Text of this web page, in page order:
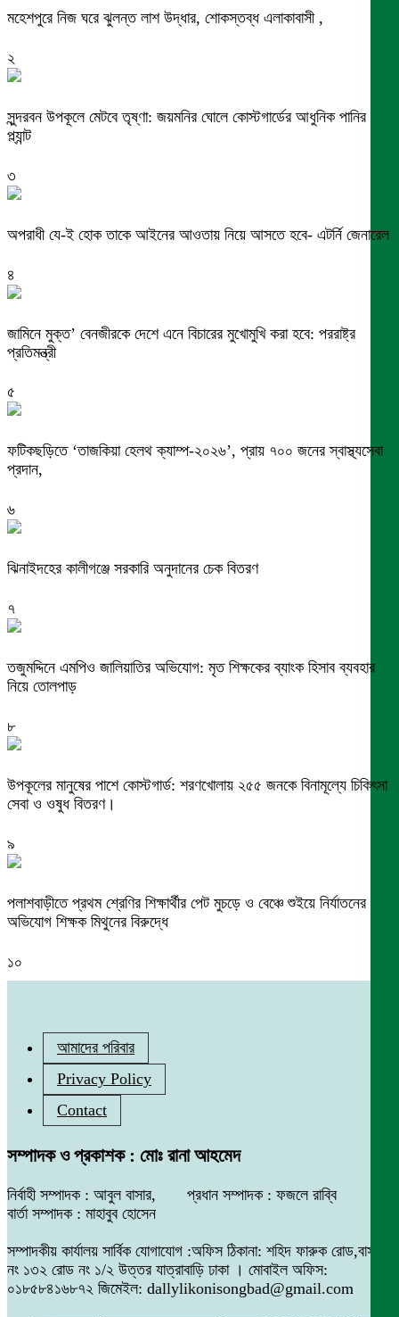
মহেশপুরে নিজ ঘরে ঝুলন্ত লাশ উদ্ধার, শোকস্তব্ধ এলাকাবাসী ,
২
সুন্দরবন উপকূলে মেটবে তৃষ্ণা: জয়মনির ঘোলে কোস্টগার্ডের আধুনিক পানির
প্ল্যান্ট
৩
অপরাধী যে-ই হোক তাকে আইনের আওতায় নিয়ে আসতে হবে- এটর্নি জেনারেল
৪
জামিনে মুক্ত’ বেনজীরকে দেশে এনে বিচারের মুখোমুখি করা হবে: পররাষ্ট্র
প্রতিমন্ত্রী
৫
ফটিকছড়িতে ‘তাজকিয়া হেলথ ক্যাম্প-২০২৬’, প্রায় ৭০০ জনের স্বাস্থ্যসেবা
প্রদান,
৬
ঝিনাইদহের কালীগঞ্জে সরকারি অনুদানের চেক বিতরণ
৭
তজুমদ্দিনে এমপিও জালিয়াতির অভিযোগ: মৃত শিক্ষকের ব্যাংক হিসাব ব্যবহার
নিয়ে তোলপাড়
৮
উপকূলের মানুষের পাশে কোস্টগার্ড: শরণখোলায় ২৫৫ জনকে বিনামূল্যে চিকিৎসা
সেবা ও ওষুধ বিতরণ।
৯
পলাশবাড়ীতে প্রথম শ্রেণির শিক্ষার্থীর পেট মুচড়ে ও বেঞ্চে শুইয়ে নির্যাতনের
অভিযোগ শিক্ষক মিথুনের বিরুদ্ধে
১০
আমাদের পরিবার
Privacy Policy
Contact
সম্পাদক ও প্রকাশক : মোঃ রানা আহমেদ
নির্বাহী সম্পাদক : আবুল বাসার, প্রধান সম্পাদক : ফজলে রাব্বি
বার্তা সম্পাদক : মাহাবুব হোসেন
সম্পাদকীয় কার্যালয় সার্বিক যোগাযোগ :অফিস ঠিকানা: শহিদ ফারুক রোড,বাসা
নং ১৩২ রোড নং ১/২ উত্তর যাত্রাবাড়ি ঢাকা । মোবাইল অফিস:
০১৮৫৮৪১৬৮৭২ জিমেইল: dallylikonisongbad@gmail.com